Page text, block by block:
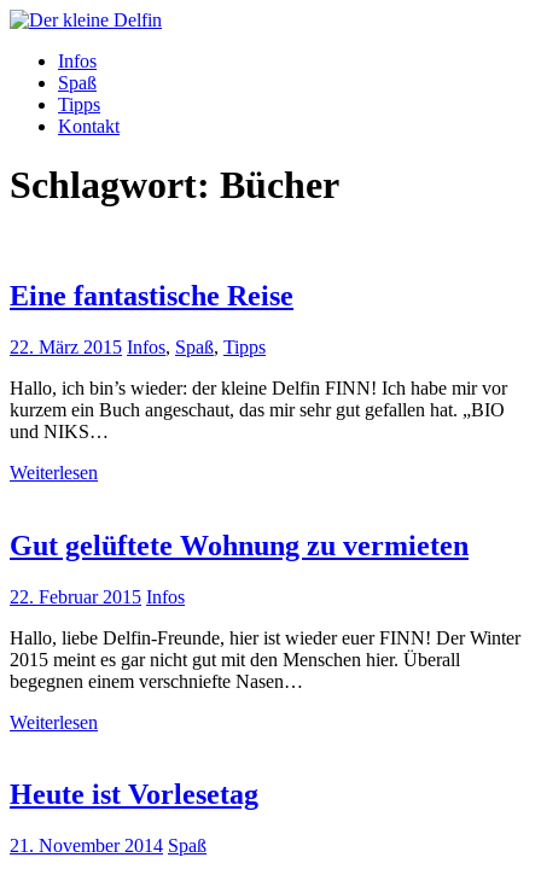
Zum
Der kleine Delfin
Infos
Spaß
Tipps
Kontakt
Schlagwort: Bücher
Eine fantastische Reise
22. März 2015 Infos, Spaß, Tipps
Hallo, ich bin’s wieder: der kleine Delfin FINN! Ich habe mir vor
kurzem ein Buch angeschaut, das mir sehr gut gefallen hat. „BIO
und NIKS…
Weiterlesen
Gut gelüftete Wohnung zu vermieten
22. Februar 2015 Infos
Hallo, liebe Delfin-Freunde, hier ist wieder euer FINN! Der Winter
2015 meint es gar nicht gut mit den Menschen hier. Überall
begegnen einem verschniefte Nasen…
Weiterlesen
Heute ist Vorlesetag
21. November 2014 Spaß